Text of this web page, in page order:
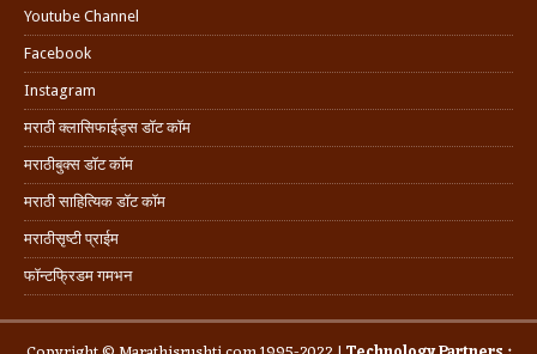
Youtube Channel
Facebook
Instagram
मराठी क्लासिफाईड्स डॉट कॉम
मराठीबुक्स डॉट कॉम
मराठी साहित्यिक डॉट कॉम
मराठीसृष्टी प्राईम
फॉन्टफ्रिडम गमभन